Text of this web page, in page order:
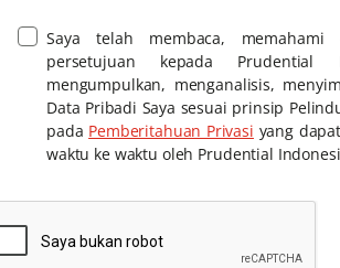
Saya telah membaca, memahami
persetujuan kepada Prudential
mengumpulkan, menganalisis,
Data Pribadi Saya sesuai prinsip
pada Pemberitahuan Privasi yang
waktu ke waktu oleh Prudential